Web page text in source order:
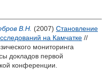
В.Н. (2007) Становление
на Камчатке //
мониторинга
докладов первой
конференции.